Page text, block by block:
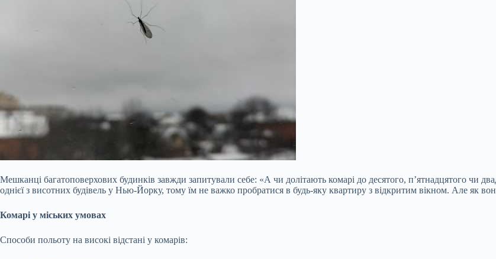
Мешканці багатоповерхових будинків завжди запитували себе: «А чи долітають комарі до десятого, п’ятнадцятого чи
однієї з висотних будівель у Нью-Йорку, тому їм не важко пробратися в будь-яку квартиру з відкритим вікном. Але як
Комарі у міських умовах
Способи польоту на високі відстані у комарів: